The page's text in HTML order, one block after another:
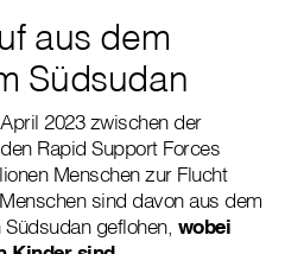
aus dem
Südsudan
2023 zwischen der
Rapid Support Forces
Menschen zur Flucht
sind davon aus dem
geflohen, wobei